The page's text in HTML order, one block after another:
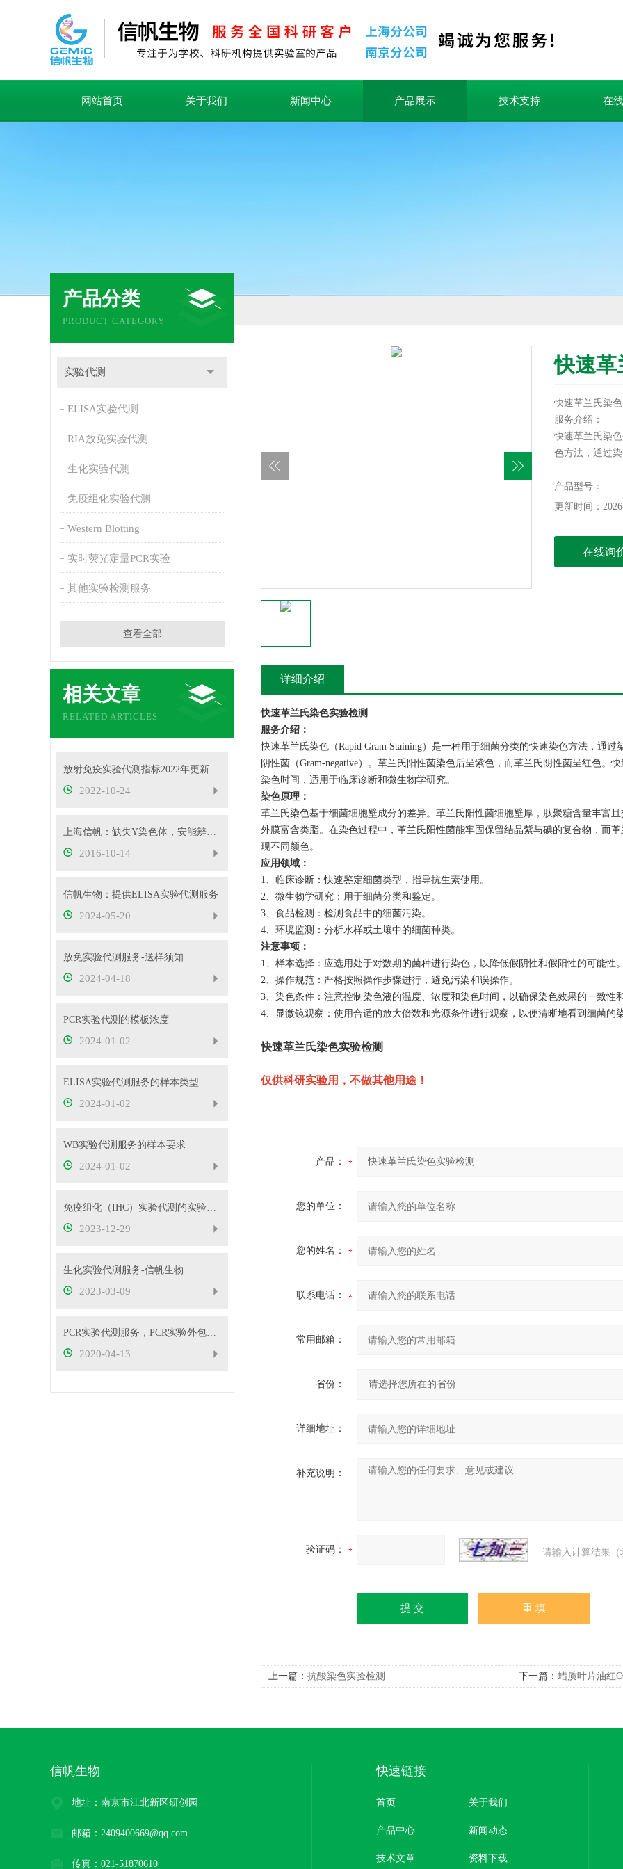
网站首页 关于我们 新闻中心 产品展示 技术支持 在
产品分类
PRODUCT CATEGORY
实验代测
ELISA实验代测
RIA放免实验代测
生化实验代测
免疫组化实验代测
Western Blotting
实时荧光定量PCR实验
其他实验检测服务
查看全部
相关文章
RELATED ARTICLES
放射免疫实验代测指标2022年更新
2022-10-24
上海信帆：缺失Y染色体，安能辨它是雄雌
2016-10-14
信帆生物：提供ELISA实验代测服务
2024-05-20
放免实验代测服务-送样须知
2024-04-18
PCR实验代测的模板浓度
2024-01-02
ELISA实验代测服务的样本类型
2024-01-02
WB实验代测服务的样本要求
2024-01-02
免疫组化（IHC）实验代测的实验要求
2023-12-29
生化实验代测服务-信帆生物
2023-03-09
PCR实验代测服务，PCR实验外包服务
2020-04-13
快速革
快速革兰氏染
服务介绍：
快速革兰氏染
色方法，通过
菌呈红色。快
色时间，适用
产品型号：
更新时间：
在线询
详细介绍
快速革兰氏染色实验检测
服务介绍：
快速革兰氏染色（Rapid Gram Staining）是一种用于细菌分类的快速染色方法，通
阴性菌（Gram-negative）。革兰氏阳性菌染色后呈紫色，而革兰氏阴性菌呈红色。
染色时间，适用于临床诊断和微生物学研究。
染色原理：
革兰氏染色基于细菌细胞壁成分的差异。革兰氏阳性菌细胞壁厚，肽聚糖含量丰富
外膜富含类脂。在染色过程中，革兰氏阳性菌能牢固保留结晶紫与碘的复合物，而
现不同颜色。
应用领域：
1、临床诊断：快速鉴定细菌类型，指导抗生素使用。
2、微生物学研究：用于细菌分类和鉴定。
3、食品检测：检测食品中的细菌污染。
4、环境监测：分析水样或土壤中的细菌种类。
注意事项：
1、样本选择：应选用处于对数期的菌种进行染色，以降低假阴性和假阳性的可能性。
2、操作规范：严格按照操作步骤进行，避免污染和误操作。
3、染色条件：注意控制染色液的温度、浓度和染色时间，以确保染色效果的一致性
4、显微镜观察：使用合适的放大倍数和光源条件进行观察，以便清晰地看到细菌的
快速革兰氏染色实验检测
仅供科研实验用，不做其他用途！
产品：
您的单位：
您的姓名：
联系电话：
常用邮箱：
省份：
详细地址：
补充说明：
验证码： 请输入计算结果
上一篇： 抗酸染色实验检测 下一篇： 蜡质叶片油红
信帆生物
地址：南京市江北新区研创园
邮箱：2409400669@qq.com
传真：021-51870610
快速链接
首页 关于我们
产品中心 新闻动态
技术文章 资料下载